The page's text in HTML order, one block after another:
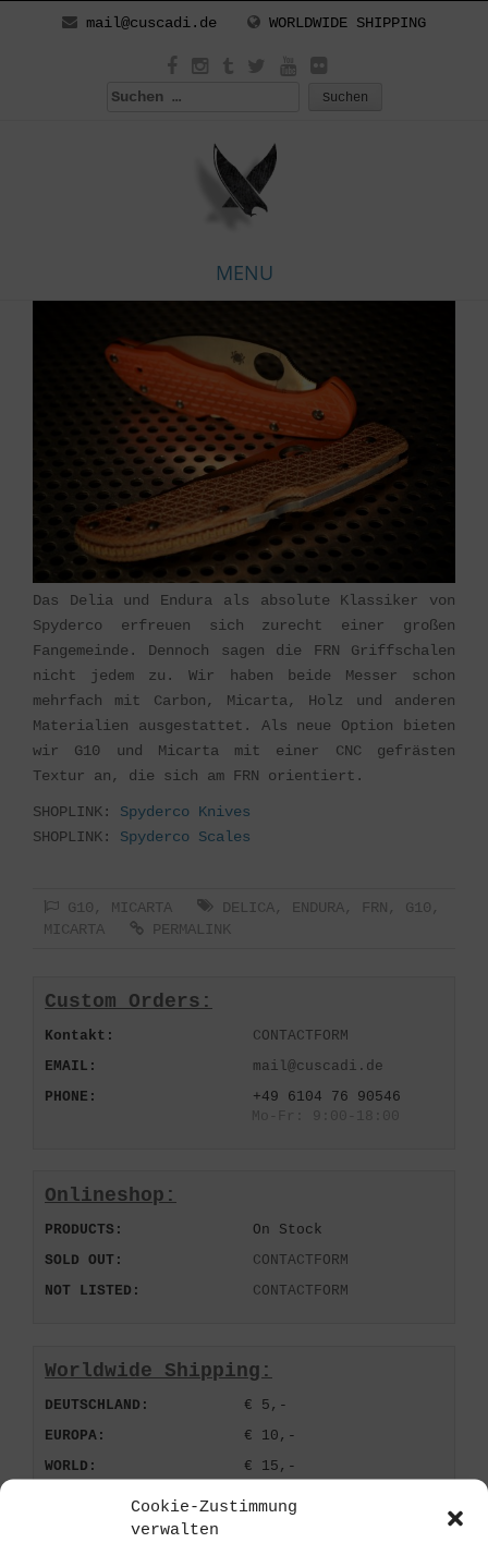
Cookie-Zustimmung
verwalten
mail@cuscadi.de WORLDWIDE SHIPPING
Suchen
MENU
Das Delia und Endura als absolute Klassiker von
Spyderco erfreuen sich zurecht einer großen
Fangemeinde. Dennoch sagen die FRN Griffschalen
nicht jedem zu. Wir haben beide Messer schon
mehrfach mit Carbon, Micarta, Holz und anderen
Materialien ausgestattet. Als neue Option bieten
wir G10 und Micarta mit einer CNC gefrästen
Textur an, die sich am FRN orientiert.
SHOPLINK: Spyderco Knives
SHOPLINK: Spyderco Scales
G10 , MICARTA DELICA, ENDURA, FRN , G10 ,
MICARTA
PERMALINK
Custom Orders:
Kontakt:
CONTACTFORM
EMAIL:
mail@cuscadi.de
PHONE:
+49 6104 76 90546
Mo-Fr: 9:00-18:00
Onlineshop:
PRODUCTS:
On Stock
SOLD OUT:
CONTACTFORM
NOT LISTED:
CONTACTFORM
Worldwide Shipping:
DEUTSCHLAND:
€ 5,-
EUROPA:
€ 10,-
WORLD:
€ 15,-
FREE SHIPPING:
ab € 200,-
Payment: